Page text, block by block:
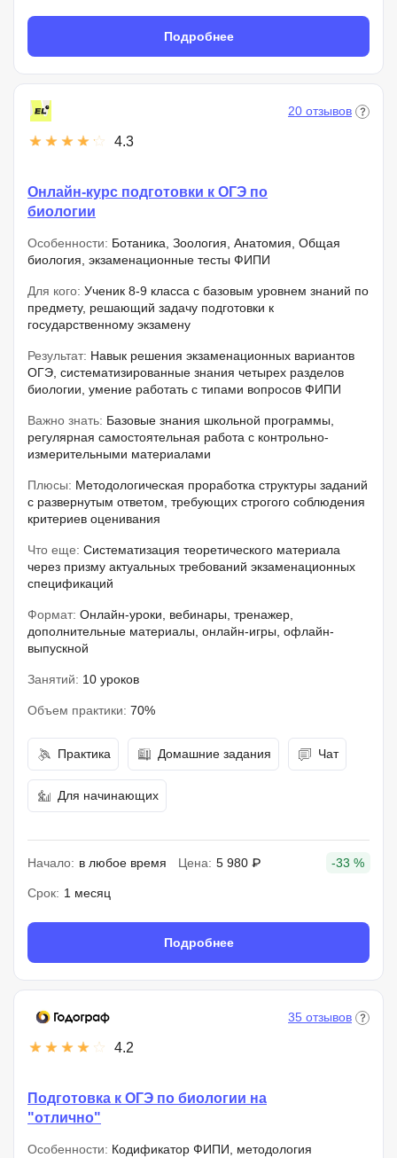
Подробнее
4.3
20 отзывов
Онлайн-курс подготовки к ОГЭ по
биологии
Особенности: Ботаника, Зоология, Анатомия, Общая
биология, экзаменационные тесты ФИПИ
Для кого: Ученик 8-9 класса с базовым уровнем знаний по
предмету, решающий задачу подготовки к
государственному экзамену
Результат: Навык решения экзаменационных вариантов
ОГЭ, систематизированные знания четырех разделов
биологии, умение работать с типами вопросов ФИПИ
Важно знать: Базовые знания школьной программы,
регулярная самостоятельная работа с контрольно-
измерительными материалами
Плюсы: Методологическая проработка структуры заданий
с развернутым ответом, требующих строгого соблюдения
критериев оценивания
Что еще: Систематизация теоретического материала
через призму актуальных требований экзаменационных
спецификаций
Формат: Онлайн-уроки, вебинары, тренажер,
дополнительные материалы, онлайн-игры, офлайн-
выпускной
Занятий: 10 уроков
Объем практики: 70%
Практика Домашние задания Чат
Для начинающих
Начало: в любое время Цена: 5 980 ₽ -33 %
Срок: 1 месяц
Подробнее
4.2
35 отзывов
Подготовка к ОГЭ по биологии на
"отлично"
Особенности: Кодификатор ФИПИ, методология